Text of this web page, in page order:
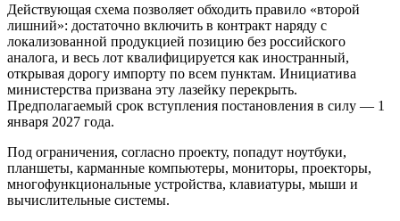
Действующая схема позволяет обходить правило «второй
лишний»: достаточно включить в контракт наряду с
локализованной продукцией позицию без российского
аналога, и весь лот квалифицируется как иностранный,
открывая дорогу импорту по всем пунктам. Инициатива
министерства призвана эту лазейку перекрыть.
Предполагаемый срок вступления постановления в силу — 1
января 2027 года.
Под ограничения, согласно проекту, попадут ноутбуки,
планшеты, карманные компьютеры, мониторы, проекторы,
многофункциональные устройства, клавиатуры, мыши и
вычислительные системы.